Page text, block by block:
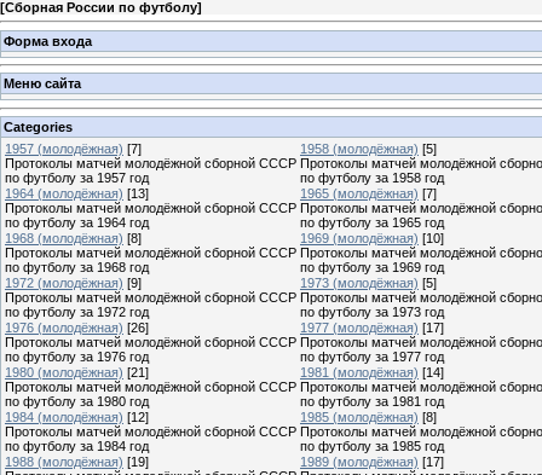
[Сборная России по футболу]
Форма входа
Меню сайта
Categories
1957 (молодёжная) [7]
Протоколы матчей молодёжной сборной СССР
по футболу за 1957 год
1958 (молодёжная) [5]
Протоколы матчей молодёжной
по футболу за 1958 год
1964 (молодёжная) [13]
Протоколы матчей молодёжной сборной СССР
по футболу за 1964 год
1965 (молодёжная) [7]
Протоколы матчей молодёжной
по футболу за 1965 год
1968 (молодёжная) [8]
Протоколы матчей молодёжной сборной СССР
по футболу за 1968 год
1969 (молодёжная) [10]
Протоколы матчей молодёжной
по футболу за 1969 год
1972 (молодёжная) [9]
Протоколы матчей молодёжной сборной СССР
по футболу за 1972 год
1973 (молодёжная) [5]
Протоколы матчей молодёжной
по футболу за 1973 год
1976 (молодёжная) [26]
Протоколы матчей молодёжной сборной СССР
по футболу за 1976 год
1977 (молодёжная) [17]
Протоколы матчей молодёжной
по футболу за 1977 год
1980 (молодёжная) [21]
Протоколы матчей молодёжной сборной СССР
по футболу за 1980 год
1981 (молодёжная) [14]
Протоколы матчей молодёжной
по футболу за 1981 год
1984 (молодёжная) [12]
Протоколы матчей молодёжной сборной СССР
по футболу за 1984 год
1985 (молодёжная) [8]
Протоколы матчей молодёжной
по футболу за 1985 год
1988 (молодёжная) [19]
1989 (молодёжная) [17]